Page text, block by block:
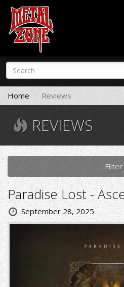
Skip
main
content
Search
form
Search
Home Reviews
REVIEWS
Paradise Lost -
September 28, 2025